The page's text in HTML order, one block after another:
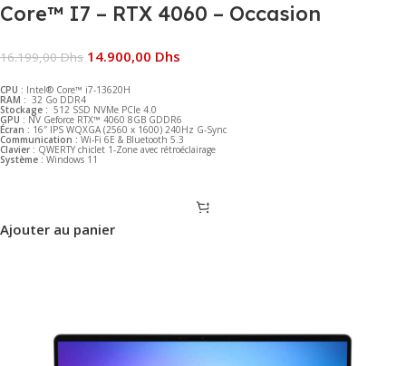
Core™ I7 – RTX 4060 – Occasion
16.199,00Dhs 14.900,00 Dhs
CPU : Intel® Core™ i7-13620H
RAM : 32 Go DDR4
Stockage : 512 SSD NVMe PCIe 4.0
GPU : NV Geforce RTX™ 4060 8GB GDDR6
Écran : 16″ IPS WQXGA (2560 x 1600) 240Hz G-Sync
Communication : Wi-Fi 6E & Bluetooth 5.3
Clavier : QWERTY chiclet 1-Zone avec rétroéclairage
Système : Windows 11
Ajouter au panier